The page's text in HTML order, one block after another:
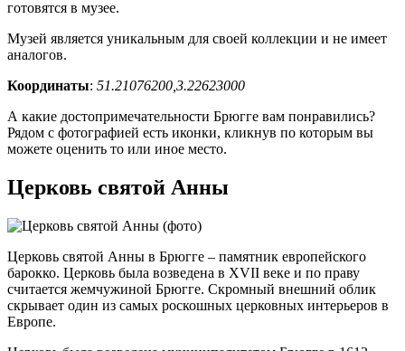
готовятся в музее.
Музей является уникальным для своей коллекции и не имеет
аналогов.
Координаты: 51.21076200,3.22623000
А какие достопримечательности Брюгге вам понравились?
Рядом с фотографией есть иконки, кликнув по которым вы
можете оценить то или иное место.
Церковь святой Анны
Церковь святой Анны в Брюгге – памятник европейского
барокко. Церковь была возведена в XVII веке и по праву
считается жемчужиной Брюгге. Скромный внешний облик
скрывает один из самых роскошных церковных интерьеров в
Европе.